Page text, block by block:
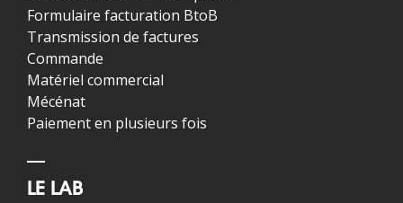
Formulaire facturation BtoB
Transmission de factures
Commande
Matériel commercial
Mécénat
Paiement en plusieurs fois
LE LAB